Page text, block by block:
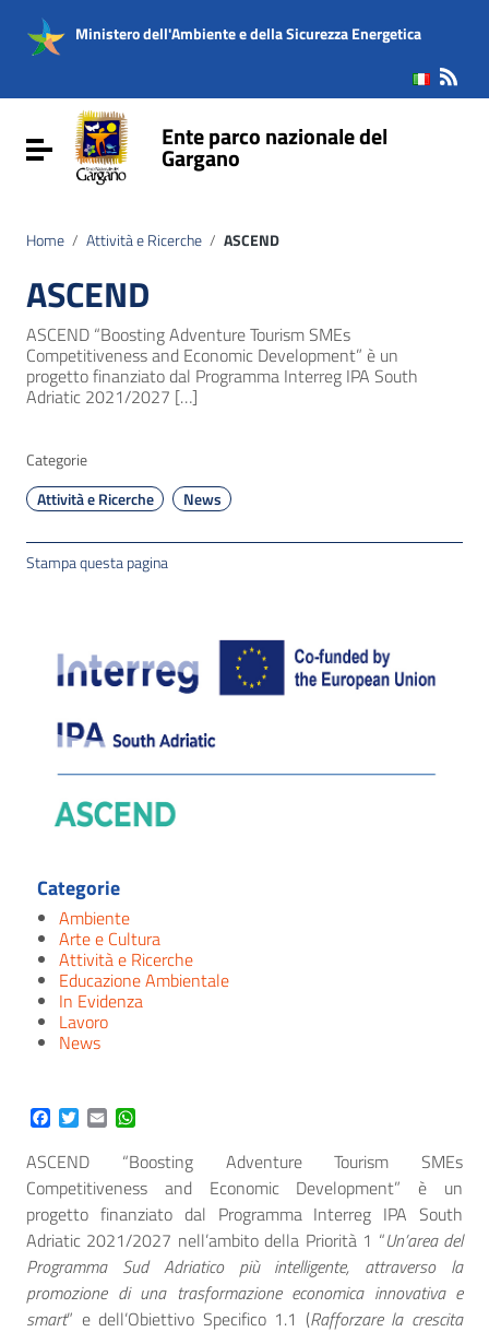
Vai al menu di navigazione
Vai al footer
Ministero dell'Ambiente e della Sicurezza Energetica
Attiva / disattiva la navigazioneEnte parco nazionale del
Gargano
Home / Attività e Ricerche / ASCEND
ASCEND
ASCEND “Boosting Adventure Tourism SMEs
Competitiveness and Economic Development” è un
progetto finanziato dal Programma Interreg IPA South
Adriatic 2021/2027 […]
Categorie
Attività e Ricerche
News
Stampa questa pagina
Categorie
Ambiente
Arte e Cultura
Attività e Ricerche
Educazione Ambientale
In Evidenza
Lavoro
News
Facebook
Twitter
Email
ASCEND “Boosting Adventure Tourism SMEs
Competitiveness and Economic Development” è un
progetto finanziato dal Programma Interreg IPA South
Adriatic 2021/2027 nell’ambito della Priorità 1 “Un’area del
Programma Sud Adriatico più intelligente, attraverso la
promozione di una trasformazione economica innovativa e
smart” e dell’Obiettivo Specifico 1.1 (Rafforzare la crescita